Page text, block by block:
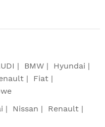
BMW
Hyundai
Fiat
Nissan
Renault